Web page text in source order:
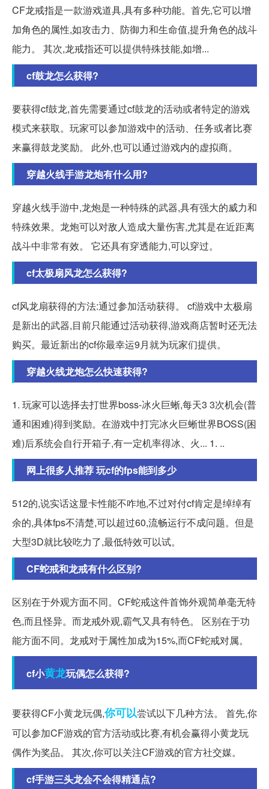
CF龙戒指是一款游戏道具,具有多种功能。首先,它可以增
加角色的属性,如攻击力、防御力和生命值,提升角色的战斗
能力。 其次,龙戒指还可以提供特殊技能,如增...
cf鼓龙怎么获得?
要获得cf鼓龙,首先需要通过cf鼓龙的活动或者特定的游戏
模式来获取。玩家可以参加游戏中的活动、任务或者比赛
来赢得鼓龙奖励。 此外,也可以通过游戏内的虚拟商。
穿越火线手游龙炮有什么用?
穿越火线手游中,龙炮是一种特殊的武器,具有强大的威力和
特殊效果。龙炮可以对敌人造成大量伤害,尤其是在近距离
战斗中非常有效。 它还具有穿透能力,可以穿过。
cf太极扇风龙怎么获得?
cf风龙扇获得的方法:通过参加活动获得。 cf游戏中太极扇
是新出的武器,目前只能通过活动获得,游戏商店暂时还无法
购买。最近新出的cf你最幸运9月就为玩家们提供。
穿越火线龙炮怎么快速获得?
1. 玩家可以选择去打世界boss-冰火巨蜥,每天3 3次机会(普
通和困难)得到奖励。在游戏中打完冰火巨蜥世界BOSS(困
难)后系统会自行开箱子,有一定机率得冰、火... 1. ..
网上很多人推荐 玩cf的fps能到多少
512的,说实话这显卡性能不咋地,不过对付cf肯定是绰绰有
余的,具体fps不清楚,可以超过60,流畅运行不成问题。但是
大型3D就比较吃力了,最低特效可以试。
CF蛇戒和龙戒有什么区别?
区别在于外观方面不同。CF蛇戒这件首饰外观简单毫无特
色,而且怪异。而龙戒外观,霸气又具有特色。 区别在于功
能方面不同。龙戒对于属性加成为15%,而CF蛇戒对属。
cf小黄龙玩偶怎么获得?
要获得CF小黄龙玩偶,你可以尝试以下几种方法。 首先,你
可以参加CF游戏的官方活动或比赛,有机会赢得小黄龙玩
偶作为奖品。 其次,你可以关注CF游戏的官方社交媒。
cf手游三头龙会不会得精通点?